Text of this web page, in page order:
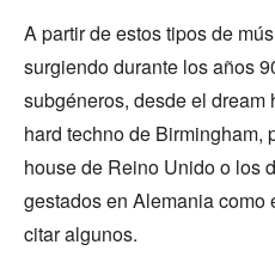
A partir de estos tipos de
surgiendo durante los años
subgéneros, desde el
hard techno de Birmingham,
house de Reino Unido o los
gestados en Alemania como
citar algunos.